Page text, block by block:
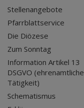
Stellenangebote
Pfarrblattservice
Die Diözese
Zum Sonntag
Information Artikel 13
DSGVO (ehrenamtliche
Tätigkeit)
Schematismus